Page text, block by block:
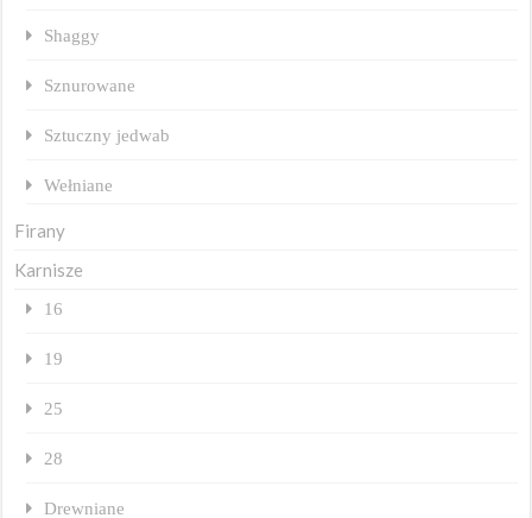
Shaggy
Sznurowane
Sztuczny jedwab
Wełniane
Firany
Karnisze
16
19
25
28
Drewniane